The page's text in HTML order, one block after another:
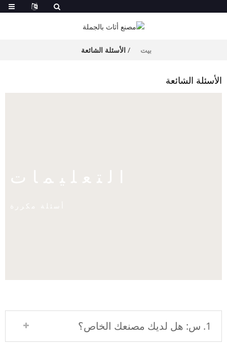
بيت الأسئلة الشائعة
الأسئلة الشائعة
التعليمات
أسئلة مكررة
1. س: هل لديك مصنعك الخاص؟